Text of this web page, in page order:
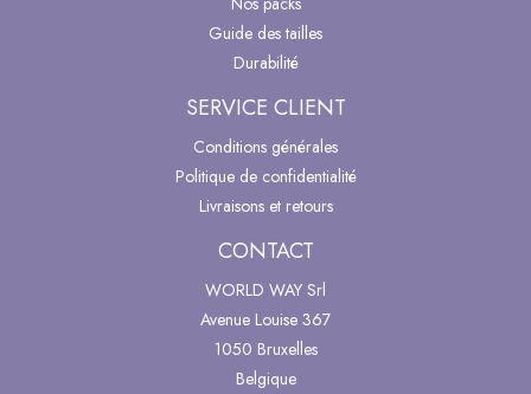
Guide des tailles
Durabilité
SERVICE CLIENT
Conditions générales
Politique de confidentialité
Livraisons et retours
CONTACT
WORLD WAY Srl
Avenue Louise 367
1050 Bruxelles
Belgique